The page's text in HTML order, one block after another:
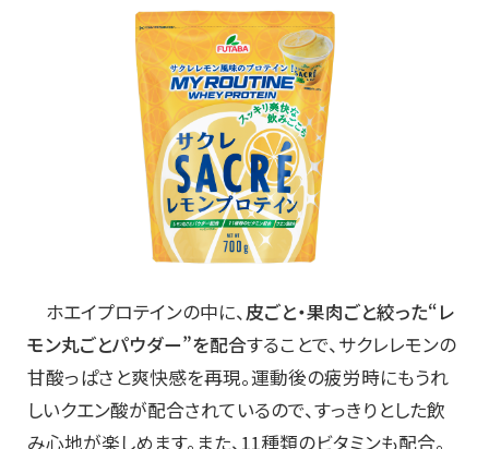
ホエイプロテインの中に、皮ごと・果肉ごと絞った“レ
モン丸ごとパウダー”を配合することで、サクレレモンの
甘酸っぱさと爽快感を再現。運動後の疲労時にもうれ
しいクエン酸が配合されているので、すっきりとした飲
み心地が楽しめます。また、11種類のビタミンも配合。